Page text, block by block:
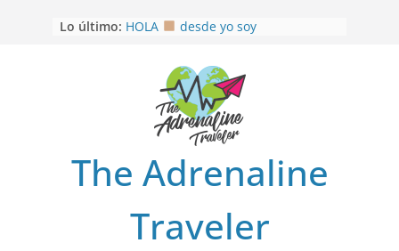
Lo último: HOLA
desde yo soy
EL SENDERO DEL CACAO: Excelente
opción
HOSPEDAJE AL NATURALSHH !!
OTRA PERSPECTIVA de RÍO EL
MULITO!
The Adrenaline
Traveler